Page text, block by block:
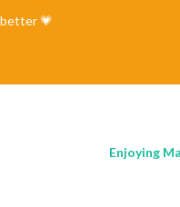
💗
Enjoying